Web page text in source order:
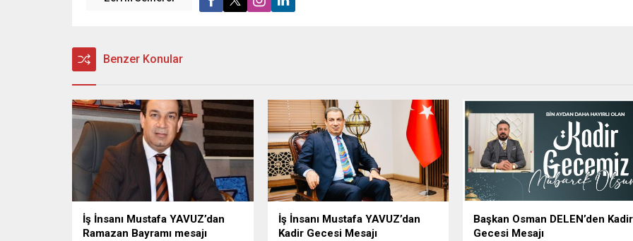
Benzer Konular
İş İnsanı Mustafa YAVUZ’dan
Ramazan Bayramı mesajı
İş İnsanı Mustafa YAVUZ’dan
Kadir Gecesi Mesajı
Başkan Osman DELEN’den Kadir
Gecesi Mesajı